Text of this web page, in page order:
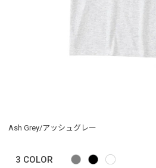
Ash Grey/アッシュグレー
3 COLOR